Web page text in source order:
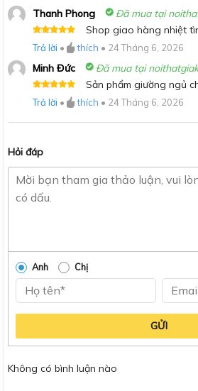
Thanh Phong Đã mua tại
hạng5 5
Shop giao hàng nhiệt
Trả lời • thích • 24 Tháng 6, 2026
Minh Đức Đã mua tại
hạng5 5
Sản phẩm giường ngủ
Trả lời • thích • 24 Tháng 6, 2026
Hỏi đáp
Anh Chị
GỬI
Không có bình luận nào